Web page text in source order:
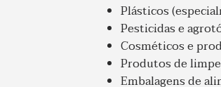
Plásticos
Pesticidas e
Cosméticos e
Produtos de
Embalagens de